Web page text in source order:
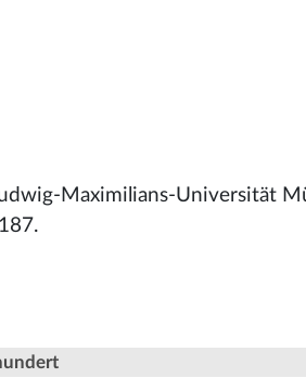
Maximilians-Universität